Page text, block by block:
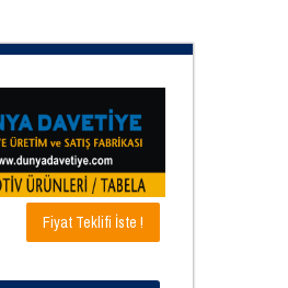
Fiyat Teklifi İste !